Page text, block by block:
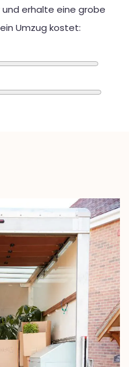
erhalte eine grobe
Umzug kostet: